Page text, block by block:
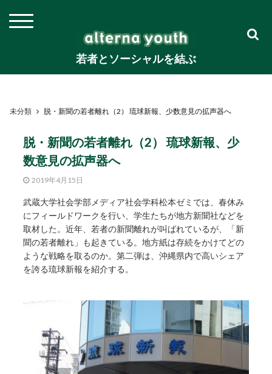
若者とソーシャルを結ぶ
未分類 脱・新聞の若者離れ（2） 琉球新報、少数意見の拡声器へ
脱・新聞の若者離れ（2） 琉球新報、少
数意見の拡声器へ
2019年4月15日
武蔵大学社会学部メディア社会学科松本ゼミでは、春休み
にフィールドワークを行い、学生たちが地方新聞社などを
取材した。近年、若者の新聞離れが叫ばれているが、「新
聞の若者離れ」も起きている。地方紙は存続をかけてどの
ような戦略を取るのか。第二弾は、沖縄県内で高いシェア
を誇る琉球新報を紹介する。